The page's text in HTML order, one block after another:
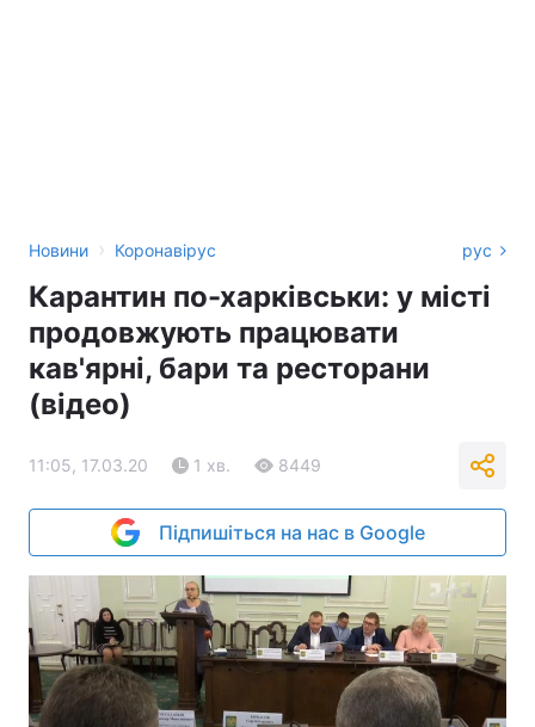
Новини › Коронавірус рус
Карантин по-харківськи: у місті
продовжують працювати
кав'ярні, бари та ресторани
(відео)
11:05, 17.03.20 1 хв. 8449
Підпишіться на нас в Google